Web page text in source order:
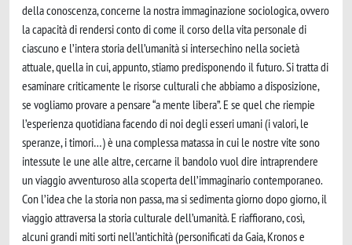
della conoscenza, concerne la nostra immaginazione sociologica, ovvero
la capacità di rendersi conto di come il corso della vita personale di
ciascuno e l’intera storia dell’umanità si intersechino nella società
attuale, quella in cui, appunto, stiamo predisponendo il futuro. Si tratta di
esaminare criticamente le risorse culturali che abbiamo a disposizione,
se vogliamo provare a pensare “a mente libera”. E se quel che riempie
l’esperienza quotidiana facendo di noi degli esseri umani (i valori, le
speranze, i timori…) è una complessa matassa in cui le nostre vite sono
intessute le une alle altre, cercarne il bandolo vuol dire intraprendere
un viaggio avventuroso alla scoperta dell’immaginario contemporaneo.
Con l’idea che la storia non passa, ma si sedimenta giorno dopo giorno, il
viaggio attraversa la storia culturale dell’umanità. E riaffiorano, così,
alcuni grandi miti sorti nell’antichità (personificati da Gaia, Kronos e